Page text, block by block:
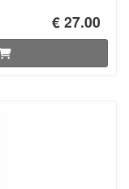
€ 27.00